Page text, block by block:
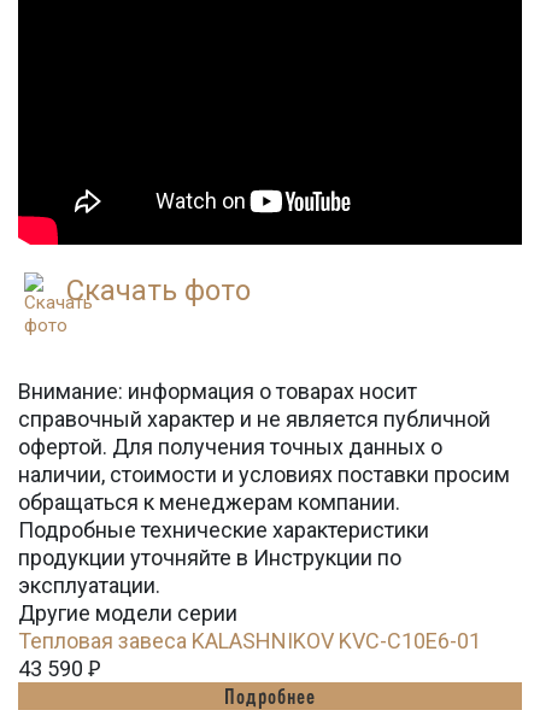
Скачать фото
Внимание: информация о товарах носит
справочный характер и не является публичной
офертой. Для получения точных данных о
наличии, стоимости и условиях поставки просим
обращаться к менеджерам компании.
Подробные технические характеристики
продукции уточняйте в Инструкции по
эксплуатации.
Другие модели серии
Тепловая завеса KALASHNIKOV KVС-C10E6-01
43 590 Ꝑ
Подробнее